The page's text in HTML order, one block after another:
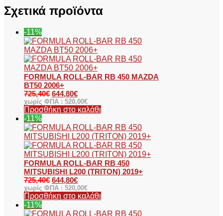
Σχετικά προϊόντα
-11%
FORMULA ROLL-BAR RB 450 MAZDA
BT50 2006+
725,40€ 644,80€
χωρίς ΦΠΑ : 520,00€
Προσθήκη στο καλάθι
-11%
FORMULA ROLL-BAR RB 450
MITSUBISHI L200 (TRITON) 2019+
725,40€ 644,80€
χωρίς ΦΠΑ : 520,00€
Προσθήκη στο καλάθι
-11%